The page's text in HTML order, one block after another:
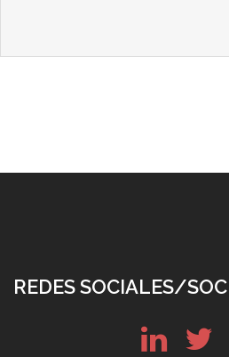
REDES SOCIALES/